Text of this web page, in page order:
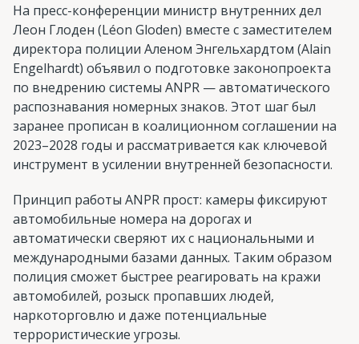
На пресс-конференции министр внутренних дел
Леон Глоден (Léon Gloden) вместе с заместителем
директора полиции Аленом Энгельхардтом (Alain
Engelhardt) объявил о подготовке законопроекта
по внедрению системы ANPR — автоматического
распознавания номерных знаков. Этот шаг был
заранее прописан в коалиционном соглашении на
2023–2028 годы и рассматривается как ключевой
инструмент в усилении внутренней безопасности.
Принцип работы ANPR прост: камеры фиксируют
автомобильные номера на дорогах и
автоматически сверяют их с национальными и
международными базами данных. Таким образом
полиция сможет быстрее реагировать на кражи
автомобилей, розыск пропавших людей,
наркоторговлю и даже потенциальные
террористические угрозы.